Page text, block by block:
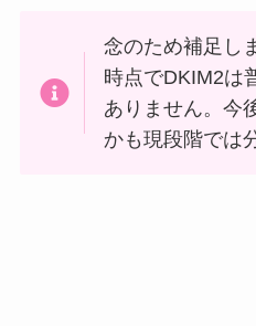
念のため補足し
時点でDKIM2は
ありません。今
かも現段階では